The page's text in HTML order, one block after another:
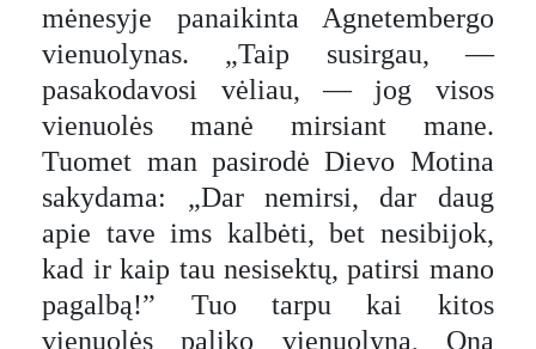
mėnesyje panaikinta Agnetembergo
vienuolynas. „Taip susirgau, —
pasakodavosi vėliau, — jog visos
vienuolės manė mirsiant mane.
Tuomet man pasirodė Dievo Motina
sakydama: „Dar nemirsi, dar daug
apie tave ims kalbėti, bet nesibijok,
kad ir kaip tau nesisektų, patirsi mano
pagalbą!” Tuo tarpu kai kitos
vienuolės paliko vienuolyną, Ona